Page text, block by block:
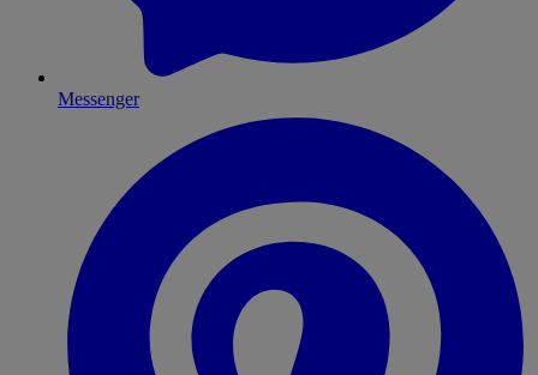
Messenger